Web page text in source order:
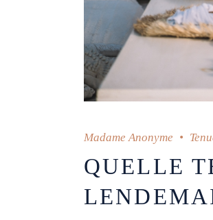
Madame Anonyme
QUELLE